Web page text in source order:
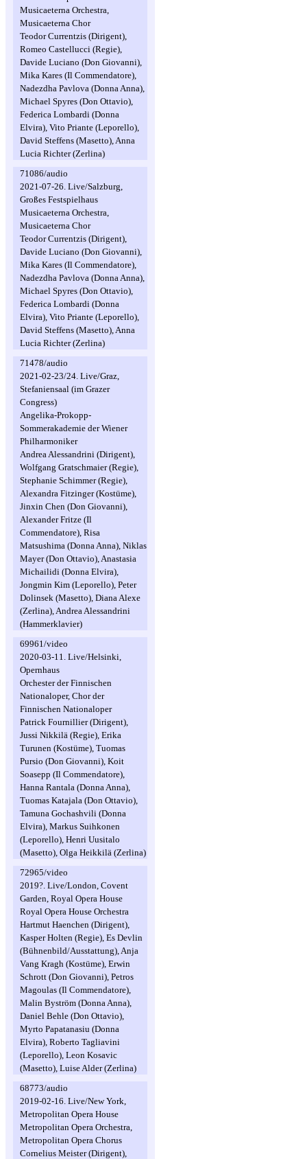
Musicaeterna Orchestra,
Musicaeterna Chor
Teodor Currentzis (Dirigent),
Romeo Castellucci (Regie),
Davide Luciano (Don Giovanni),
Mika Kares (Il Commendatore),
Nadezdha Pavlova (Donna Anna),
Michael Spyres (Don Ottavio),
Federica Lombardi (Donna
Elvira), Vito Priante (Leporello),
David Steffens (Masetto), Anna
Lucia Richter (Zerlina)
71086/audio
2021-07-26. Live/Salzburg,
Großes Festspielhaus
Musicaeterna Orchestra,
Musicaeterna Chor
Teodor Currentzis (Dirigent),
Davide Luciano (Don Giovanni),
Mika Kares (Il Commendatore),
Nadezdha Pavlova (Donna Anna),
Michael Spyres (Don Ottavio),
Federica Lombardi (Donna
Elvira), Vito Priante (Leporello),
David Steffens (Masetto), Anna
Lucia Richter (Zerlina)
71478/audio
2021-02-23/24. Live/Graz,
Stefaniensaal (im Grazer
Congress)
Angelika-Prokopp-
Sommerakademie der Wiener
Philharmoniker
Andrea Alessandrini (Dirigent),
Wolfgang Gratschmaier (Regie),
Stephanie Schimmer (Regie),
Alexandra Fitzinger (Kostüme),
Jinxin Chen (Don Giovanni),
Alexander Fritze (Il
Commendatore), Risa
Matsushima (Donna Anna), Niklas
Mayer (Don Ottavio), Anastasia
Michailidi (Donna Elvira),
Jongmin Kim (Leporello), Peter
Dolinsek (Masetto), Diana Alexe
(Zerlina), Andrea Alessandrini
(Hammerklavier)
69961/video
2020-03-11. Live/Helsinki,
Opernhaus
Orchester der Finnischen
Nationaloper, Chor der
Finnischen Nationaloper
Patrick Fournillier (Dirigent),
Jussi Nikkilä (Regie), Erika
Turunen (Kostüme), Tuomas
Pursio (Don Giovanni), Koit
Soasepp (Il Commendatore),
Hanna Rantala (Donna Anna),
Tuomas Katajala (Don Ottavio),
Tamuna Gochashvili (Donna
Elvira), Markus Suihkonen
(Leporello), Henri Uusitalo
(Masetto), Olga Heikkilä (Zerlina)
72965/video
2019?. Live/London, Covent
Garden, Royal Opera House
Royal Opera House Orchestra
Hartmut Haenchen (Dirigent),
Kasper Holten (Regie), Es Devlin
(Bühnenbild/Ausstattung), Anja
Vang Kragh (Kostüme), Erwin
Schrott (Don Giovanni), Petros
Magoulas (Il Commendatore),
Malin Byström (Donna Anna),
Daniel Behle (Don Ottavio),
Myrto Papatanasiu (Donna
Elvira), Roberto Tagliavini
(Leporello), Leon Kosavic
(Masetto), Luise Alder (Zerlina)
68773/audio
2019-02-16. Live/New York,
Metropolitan Opera House
Metropolitan Opera Orchestra,
Metropolitan Opera Chorus
Cornelius Meister (Dirigent),